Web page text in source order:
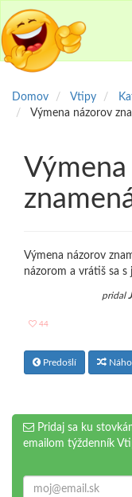
Domov Vtipy
Výmena názorov
Výmena názorov
názorom a vrátiš sa s
pridal
44
Predošlí
Pridaj sa ku
emailom týždenník